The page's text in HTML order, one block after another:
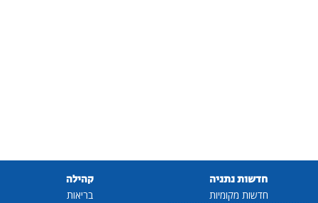
חדשות נתניה
חדשות מקומיות
קהילה
בריאות